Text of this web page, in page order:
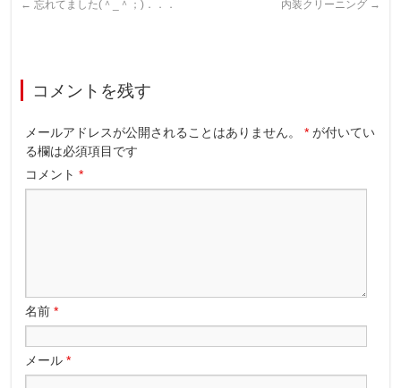
← 忘れてました(＾_＾；)．．． 内装クリーニング →
コメントを残す
メールアドレスが公開されることはありません。 * が付いてい
る欄は必須項目です
コメント*
名前*
メール*